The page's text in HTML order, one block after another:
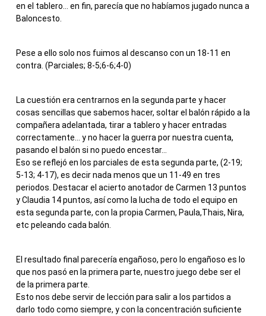
en el tablero… en fin, parecía que no habíamos jugado nunca a
Baloncesto.
Pese a ello solo nos fuimos al descanso con un 18-11 en
contra. (Parciales; 8-5;6-6;4-0)
La cuestión era centrarnos en la segunda parte y hacer
cosas sencillas que sabemos hacer, soltar el balón rápido a la
compañera adelantada, tirar a tablero y hacer entradas
correctamente… y no hacer la guerra por nuestra cuenta,
pasando el balón si no puedo encestar…
Eso se reflejó en los parciales de esta segunda parte, (2-19;
5-13; 4-17), es decir nada menos que un 11-49 en tres
periodos. Destacar el acierto anotador de Carmen 13 puntos
y Claudia 14 puntos, así como la lucha de todo el equipo en
esta segunda parte, con la propia Carmen, Paula,Thais, Nira,
etc peleando cada balón.
El resultado final parecería engañoso, pero lo engañoso es lo
que nos pasó en la primera parte, nuestro juego debe ser el
de la primera parte.
Esto nos debe servir de lección para salir a los partidos a
darlo todo como siempre, y con la concentración suficiente